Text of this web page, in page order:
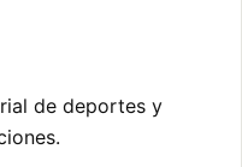
de deportes y